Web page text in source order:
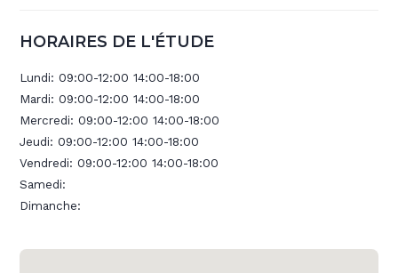
HORAIRES DE L'ÉTUDE
Lundi:09:00-12:00 14:00-18:00
Mardi:09:00-12:00 14:00-18:00
Mercredi:09:00-12:00 14:00-18:00
Jeudi:09:00-12:00 14:00-18:00
Vendredi:09:00-12:00 14:00-18:00
Samedi:
Dimanche: